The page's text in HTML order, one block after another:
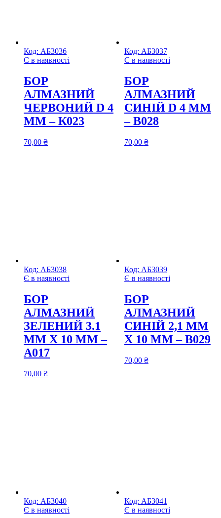
Код: АБ3036
Є в наявності
БОР
АЛМАЗНИЙ
ЧЕРВОНИЙ D 4
MM – К023
70,00 ₴
Код: АБ3037
Є в наявності
БОР
АЛМАЗНИЙ
СИНІЙ D 4 MM
– В028
70,00 ₴
Код: АБ3038
Є в наявності
БОР
АЛМАЗНИЙ
ЗЕЛЕНИЙ 3.1
ММ Х 10 ММ –
А017
70,00 ₴
Код: АБ3039
Є в наявності
БОР
АЛМАЗНИЙ
СИНІЙ 2,1 ММ
Х 10 ММ – В029
70,00 ₴
Код: АБ3040
Є в наявності
Код: АБ3041
Є в наявності